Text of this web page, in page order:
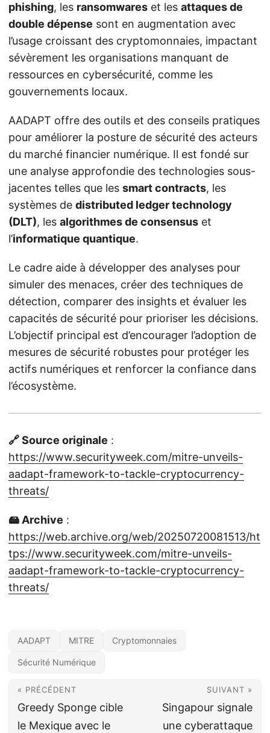
phishing, les ransomwares et les attaques de
double dépense sont en augmentation avec
l’usage croissant des cryptomonnaies, impactant
sévèrement les organisations manquant de
ressources en cybersécurité, comme les
gouvernements locaux.
AADAPT offre des outils et des conseils pratiques
pour améliorer la posture de sécurité des acteurs
du marché financier numérique. Il est fondé sur
une analyse approfondie des technologies sous-
jacentes telles que les smart contracts, les
systèmes de distributed ledger technology
(DLT), les algorithmes de consensus et
l’informatique quantique.
Le cadre aide à développer des analyses pour
simuler des menaces, créer des techniques de
détection, comparer des insights et évaluer les
capacités de sécurité pour prioriser les décisions.
L’objectif principal est d’encourager l’adoption de
mesures de sécurité robustes pour protéger les
actifs numériques et renforcer la confiance dans
l’écosystème.
🔗 Source originale :
https://www.securityweek.com/mitre-unveils-
aadapt-framework-to-tackle-cryptocurrency-
threats/
🖴 Archive :
https://web.archive.org/web/20250720081513/ht
tps://www.securityweek.com/mitre-unveils-
aadapt-framework-to-tackle-cryptocurrency-
threats/
AADAPT MITRE Cryptomonnaies
Sécurité Numérique
« PRÉCÉDENT
Greedy Sponge cible
le Mexique avec le
SUIVANT »
Singapour signale
une cyberattaque